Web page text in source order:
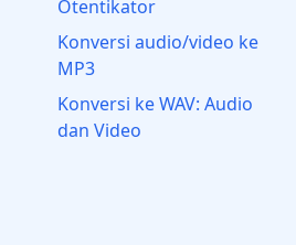
Otentikator
Konversi audio/video ke
MP3
Konversi ke WAV: Audio
dan Video